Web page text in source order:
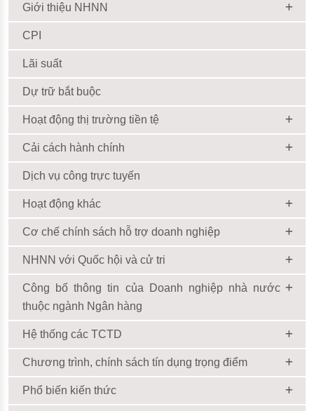
Giới thiệu NHNN
CPI
Lãi suất
Dự trữ bắt buộc
Hoạt động thị trường tiền tệ
Cải cách hành chính
Dịch vụ công trực tuyến
Hoạt động khác
Cơ chế chính sách hỗ trợ doanh nghiệp
NHNN với Quốc hội và cử tri
Công bố thông tin của Doanh nghiệp nhà nước
thuộc ngành Ngân hàng
Hệ thống các TCTD
Chương trình, chính sách tín dụng trọng điểm
Phổ biến kiến thức